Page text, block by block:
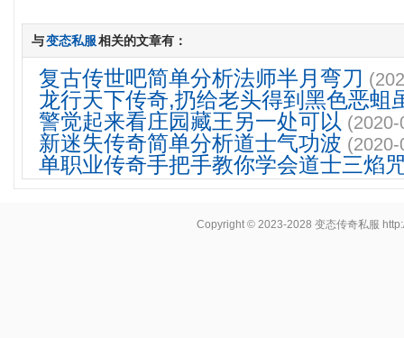
与变态私服相关的文章有：
复古传世吧简单分析法师半月弯刀
龙行天下传奇,扔给老头得到黑色恶蛆
警觉起来看庄园藏王另一处可以
新迷失传奇简单分析道士气功波
单职业传奇手把手教你学会道士三焰
Copyright © 2023-2028变态传奇私服